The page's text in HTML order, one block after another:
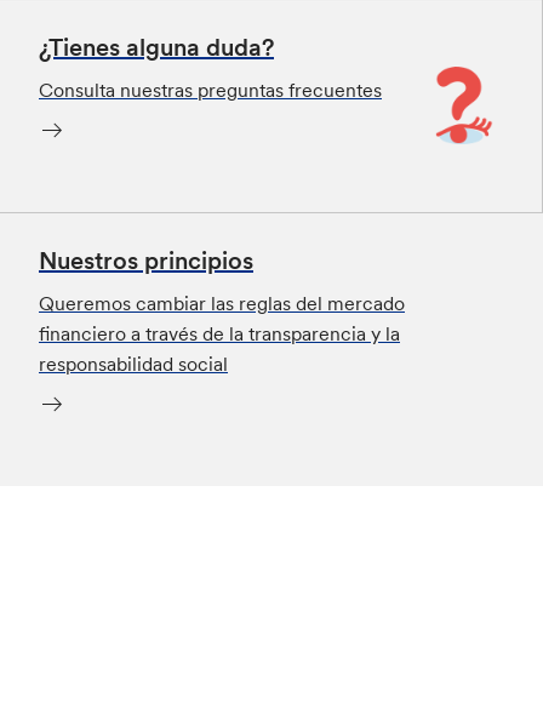
¿Tienes alguna duda?
Consulta nuestras preguntas frecuentes
Nuestros principios
Queremos cambiar las reglas del mercado
financiero a través de la transparencia y la
responsabilidad social